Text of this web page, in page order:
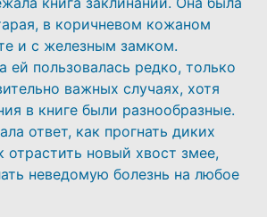
в коричневом кожаном
и с железным замком.
ей пользовалась редко, только
важных случаях, хотя
в книге были разнообразные.
ответ, как прогнать диких
отрастить новый хвост змее,
неведомую болезнь на любое